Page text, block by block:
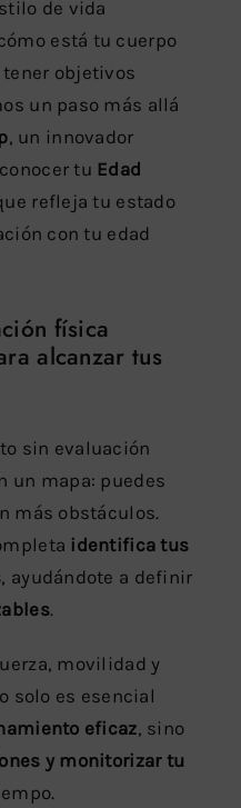
de vida
está tu cuerpo
objetivos
un paso más allá
, un innovador
tu Edad
refleja tu estado
con tu edad
física
alcanzar tus
sin evaluación
un mapa: puedes
más obstáculos.
identifica tus
, ayudándote a definir
.
movilidad y
solo es esencial
eficaz, sino
y monitorizar tu